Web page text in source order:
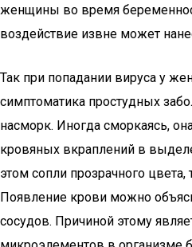
женщины во время
воздействие извне может
Так при попадании вируса у
симптоматика простудных
насморк. Иногда сморкаясь,
кровяных вкраплений в
этом сопли прозрачного цвета,
Появление крови можно
сосудов. Причиной этому